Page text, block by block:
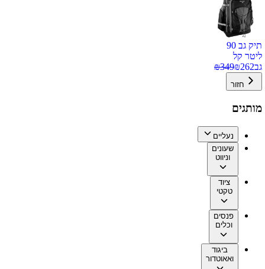
תיק גב 90
ליטר קל
גב
₪262
₪349
חזור
מותגים
נעליים
שעונים
וניווט
ציוד
טקטי
פנסים
וכלים
ביגוד
ואאוטדור